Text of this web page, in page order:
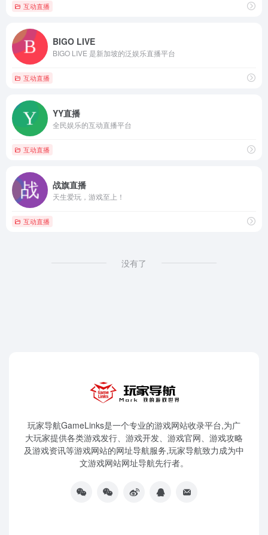
互动直播
BIGO LIVE
BIGO LIVE 是新加坡的泛娱乐直播平台
互动直播
YY直播
全民娱乐的互动直播平台
互动直播
战旗直播
天生爱玩，游戏至上！
互动直播
没有了
玩家导航GameLinks是一个专业的游戏网站收录平台,为广
大玩家提供各类游戏发行、游戏开发、游戏官网、游戏攻略
及游戏资讯等游戏网站的网址导航服务,玩家导航致力成为中
文游戏网站网址导航先行者。